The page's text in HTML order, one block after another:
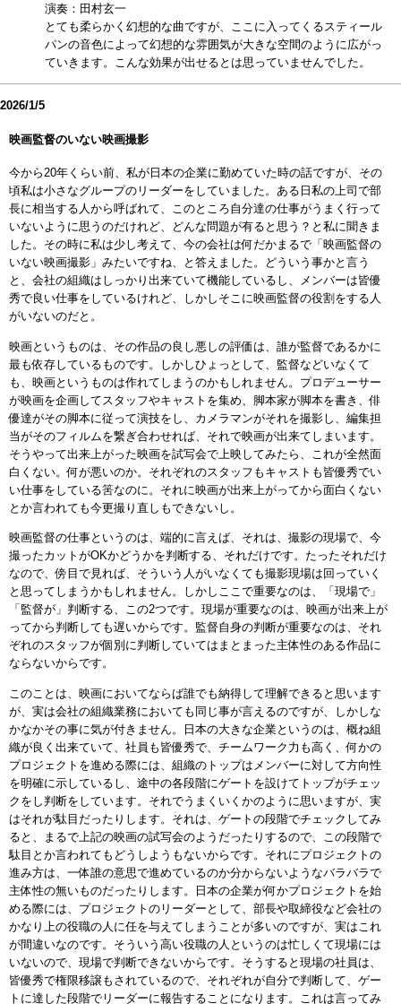
演奏：田村玄一
とても柔らかく幻想的な曲ですが、ここに入ってくるスティール
パンの音色によって幻想的な雰囲気が大きな空間のように広がっ
ていきます。こんな効果が出せるとは思っていませんでした。
2026/1/5
映画監督のいない映画撮影
今から20年くらい前、私が日本の企業に勤めていた時の話ですが、その
頃私は小さなグループのリーダーをしていました。ある日私の上司で部
長に相当する人から呼ばれて、このところ自分達の仕事がうまく行って
いないように思うのだけれど、どんな問題が有ると思う？と私に聞きま
した。その時に私は少し考えて、今の会社は何だかまるで「映画監督の
いない映画撮影」みたいですね、と答えました。どういう事かと言う
と、会社の組織はしっかり出来ていて機能しているし、メンバーは皆優
秀で良い仕事をしているけれど、しかしそこに映画監督の役割をする人
がいないのだと。
映画というものは、その作品の良し悪しの評価は、誰が監督であるかに
最も依存しているものです。しかしひょっとして、監督などいなくて
も、映画というものは作れてしまうのかもしれません。プロデューサー
が映画を企画してスタッフやキャストを集め、脚本家が脚本を書き、俳
優達がその脚本に従って演技をし、カメラマンがそれを撮影し、編集担
当がそのフィルムを繋ぎ合わせれば、それで映画が出来てしまいます。
そうやって出来上がった映画を試写会で上映してみたら、これが全然面
白くない。何が悪いのか。それぞれのスタッフもキャストも皆優秀でい
い仕事をしている筈なのに。それに映画が出来上がってから面白くない
とか言われても今更撮り直しもできないし。
映画監督の仕事というのは、端的に言えば、それは、撮影の現場で、今
撮ったカットがOKかどうかを判断する、それだけです。たったそれだけ
なので、傍目で見れば、そういう人がいなくても撮影現場は回っていく
と思ってしまうかもしれません。しかしここで重要なのは、「現場で」
「監督が」判断する、この2つです。現場が重要なのは、映画が出来上が
ってから判断しても遅いからです。監督自身の判断が重要なのは、それ
ぞれのスタッフが個別に判断していてはまとまった主体性のある作品に
ならないからです。
このことは、映画においてならば誰でも納得して理解できると思います
が、実は会社の組織業務においても同じ事が言えるのですが、しかしな
かなかその事に気が付きません。日本の大きな企業というのは、概ね組
織が良く出来ていて、社員も皆優秀で、チームワーク力も高く、何かの
プロジェクトを進める際には、組織のトップはメンバーに対して方向性
を明確に示しているし、途中の各段階にゲートを設けてトップがチェッ
クをし判断をしています。それでうまくいくかのように思いますが、実
はそれが駄目だったりします。それは、ゲートの段階でチェックしてみ
ると、まるで上記の映画の試写会のようだったりするので、この段階で
駄目とか言われてもどうしようもないからです。それにプロジェクトの
進み方は、一体誰の意思で進めているのか分からないようなバラバラで
主体性の無いものだったりします。日本の企業が何かプロジェクトを始
める際には、プロジェクトのリーダーとして、部長や取締役など会社の
かなり上の役職の人に任を与えてしまうことが多いのですが、実はこれ
が間違いなのです。そういう高い役職の人というのは忙しくて現場には
いないので、現場で判断できないからです。そうすると現場の社員は、
皆優秀で権限移譲もされているので、それぞれが自分で判断して、ゲー
トに達した段階でリーダーに報告することになります。これは言ってみ